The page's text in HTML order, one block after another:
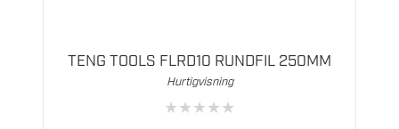
TENG TOOLS FLRD10 RUNDFIL 250MM
Hurtigvisning
★★★★★